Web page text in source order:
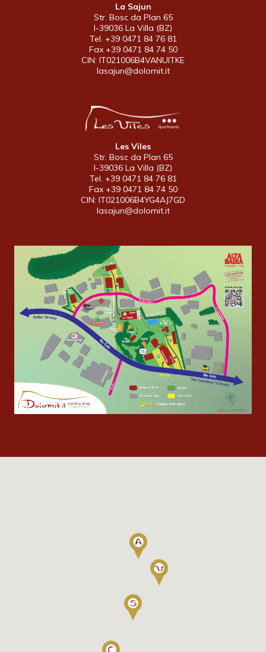
La Sajun
Str. Bosc da Plan 65
I-39036 La Villa (BZ)
Tel. +39 0471 84 76 81
Fax +39 0471 84 74 50
CIN: IT021006B4VANUITKE
lasajun@dolomit.it
Les Viles
Str. Bosc da Plan 65
I-39036 La Villa (BZ)
Tel. +39 0471 84 76 81
Fax +39 0471 84 74 50
CIN: IT021006B4YG4AJ7GD
lasajun@dolomit.it